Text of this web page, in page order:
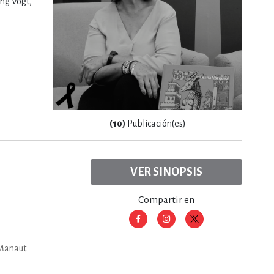
DERECHO
TEMAS AFINES
Y LINGÜÍSTICA
(10) Publicación(es)
VER SINOPSIS
Compartir en